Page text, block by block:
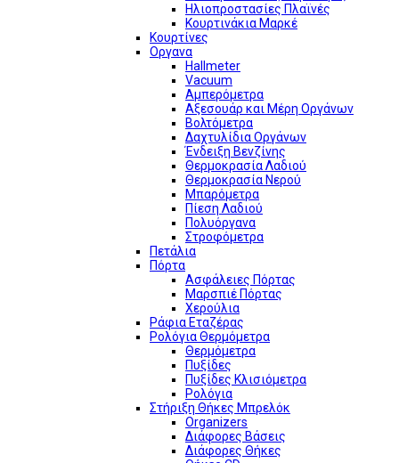
Ηλιοπροστασίες Πλαϊνές
Κουρτινάκια Μαρκέ
Κουρτίνες
Οργανα
Hallmeter
Vacuum
Αμπερόμετρα
Αξεσουάρ και Μέρη Οργάνων
Βολτόμετρα
Δαχτυλίδια Οργάνων
Ένδειξη Βενζίνης
Θερμοκρασία Λαδιού
Θερμοκρασία Νερού
Μπαρόμετρα
Πίεση Λαδιού
Πολυόργανα
Στροφόμετρα
Πετάλια
Πόρτα
Ασφάλειες Πόρτας
Μαρσπιέ Πόρτας
Χερούλια
Ράφια Εταζέρας
Ρολόγια Θερμόμετρα
Θερμόμετρα
Πυξίδες
Πυξίδες Κλισιόμετρα
Ρολόγια
Στήριξη Θήκες Μπρελόκ
Organizers
Διάφορες Βάσεις
Διάφορες Θήκες